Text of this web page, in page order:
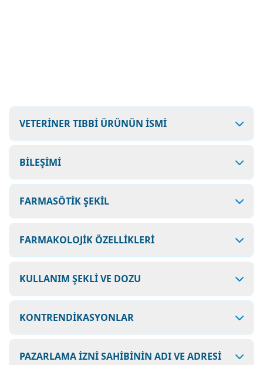
VETERİNER TIBBİ ÜRÜNÜN İSMİ
BİLEŞİMİ
FARMASÖTİK ŞEKİL
FARMAKOLOJİK ÖZELLİKLERİ
KULLANIM ŞEKLİ VE DOZU
KONTRENDİKASYONLAR
PAZARLAMA İZNİ SAHİBİNİN ADI VE ADRESİ